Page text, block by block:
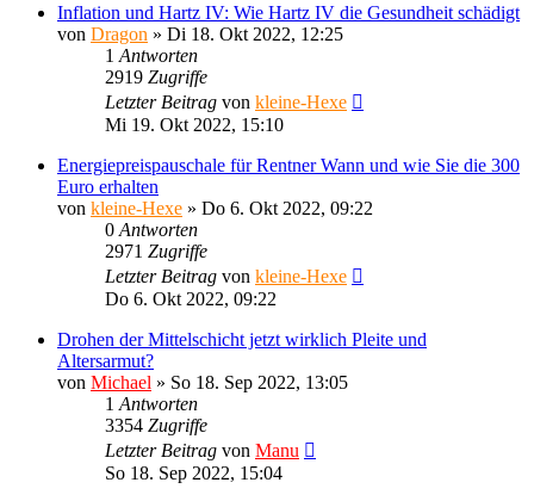
Inflation und Hartz IV: Wie Hartz IV die Gesundheit schädigt
von Dragon » Di 18. Okt 2022, 12:25
1 Antworten
2919 Zugriffe
Letzter Beitrag von kleine-Hexe
Mi 19. Okt 2022, 15:10
Energiepreispauschale für Rentner Wann und wie Sie die 300
Euro erhalten
von kleine-Hexe » Do 6. Okt 2022, 09:22
0 Antworten
2971 Zugriffe
Letzter Beitrag von kleine-Hexe
Do 6. Okt 2022, 09:22
Drohen der Mittelschicht jetzt wirklich Pleite und
Altersarmut?
von Michael » So 18. Sep 2022, 13:05
1 Antworten
3354 Zugriffe
Letzter Beitrag von Manu
So 18. Sep 2022, 15:04